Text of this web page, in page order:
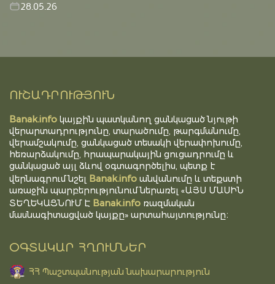
28.05.26
ՈՒՇԱԴՐՈՒԹՅՈՒՆ
Banak.info կայքին պատկանող ցանկացած նյութի
վերարտադրությունը, տարածումը, թարգմանումը,
վերամշակումը, ցանկացած տեսակի վերափոխումը,
հեռարձակումը, հրապարակային ցուցադրումը և
ցանկացած այլ ձևով օգտագործելիս, պետք է
վերնագրում նշել Banak.info անվանումը և տեքստի
առաջին պարբերությունում ներառել «ԱՅՍ ՄԱՍԻՆ
ՏԵՂԵԿԱՑՆՈՒՄ Է Banak.info ռազմական
մասնագիտացված կայքը» արտահայտությունը։
ՕԳՏԱԿԱՐ ՀՂՈՒՄՆԵՐ
ՀՀ Պաշտպանության նախարարություն